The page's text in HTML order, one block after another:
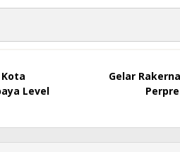
Level
Gelar